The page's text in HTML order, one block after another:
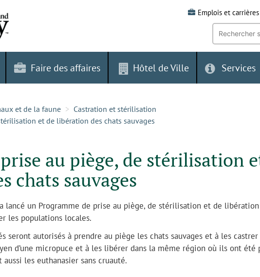
Emplois et carrières
Recherche
mot-
clé:
Faire des affaires Hôtel de Ville Services
et de la faune
Castration et stérilisation
et de libération des chats sauvages
au piège, de stérilisation
chats sauvages
lancé un Programme de prise au piège, de stérilisation et de
les populations locales.
seront autorisés à prendre au piège les chats sauvages et à les
d’une micropuce et à les libérer dans la même région où ils ont été
les euthanasier sans cruauté.